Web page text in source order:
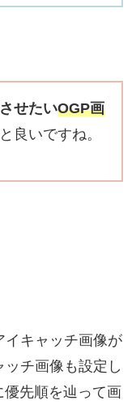
せたいOGP画
良いですね。
イキャッチ画像が
チ画像も設定し
先順を辿って画